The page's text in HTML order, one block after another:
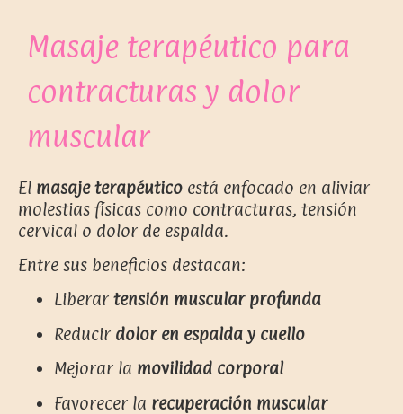
Masaje terapéutico para
contracturas y dolor
muscular
El masaje terapéutico está enfocado en aliviar
molestias físicas como contracturas, tensión
cervical o dolor de espalda.
Entre sus beneficios destacan:
Liberar tensión muscular profunda
Reducir dolor en espalda y cuello
Mejorar la movilidad corporal
Favorecer la recuperación muscular